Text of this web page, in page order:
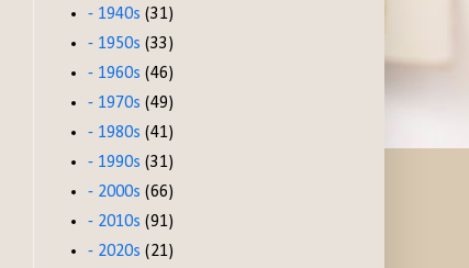
- 1940s (31)
- 1950s (33)
- 1960s (46)
- 1970s (49)
- 1980s (41)
- 1990s (31)
- 2000s (66)
- 2010s (91)
- 2020s (21)